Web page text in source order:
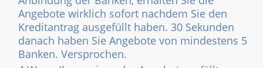
Angebote wirklich sofort nachdem Sie den
Kreditantrag ausgefüllt haben. 30 Sekunden
danach haben Sie Angebote von mindestens 5
Banken. Versprochen.